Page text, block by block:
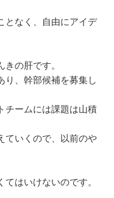
となく、自由にアイデ
の肝です。
り、幹部候補を募集し
チームには課題は山積
ていくので、以前のや
はいけないのです。